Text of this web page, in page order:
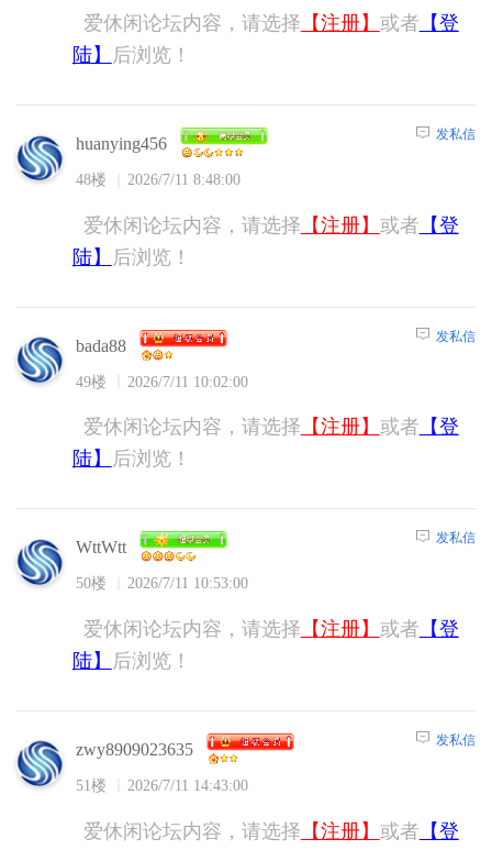
爱休闲论坛内容，请选择 【注册】 或者 【登
陆】
后浏览！
huanying456
48楼 2026/7/11 8:48:00
发私信
爱休闲论坛内容，请选择 【注册】 或者 【登
陆】
后浏览！
bada88
49楼 2026/7/11 10:02:00
发私信
爱休闲论坛内容，请选择 【注册】 或者 【登
陆】
后浏览！
WttWtt
50楼 2026/7/11 10:53:00
发私信
爱休闲论坛内容，请选择 【注册】 或者 【登
陆】
后浏览！
zwy8909023635
51楼 2026/7/11 14:43:00
发私信
爱休闲论坛内容，请选择 【注册】 或者 【登